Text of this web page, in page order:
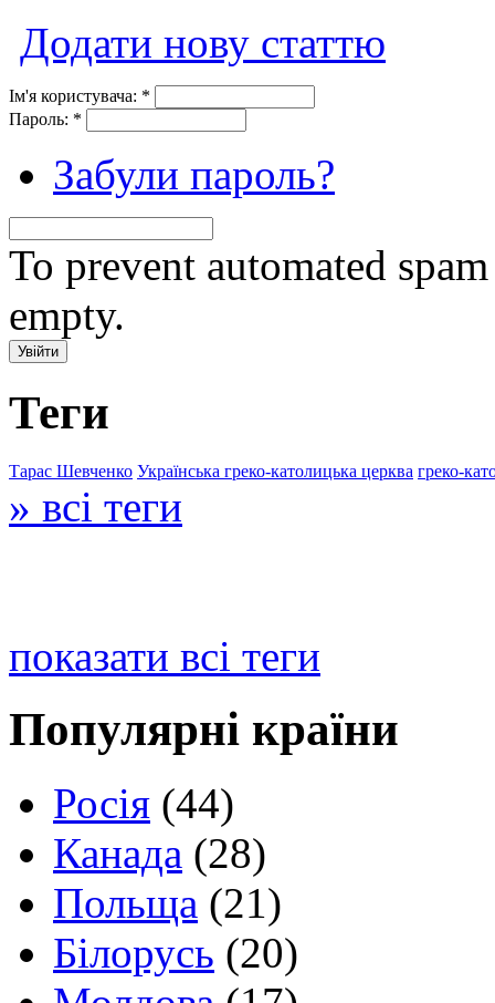
Додати нову статтю
Ім'я користувача: *
Пароль: *
Забули пароль?
To prevent automated
empty.
Теги
Тарас Шевченко Українська греко-католицька церква греко-
» всі теги
показати всі теги
Популярні країни
Росія (44)
Канада (28)
Польща (21)
Білорусь (20)